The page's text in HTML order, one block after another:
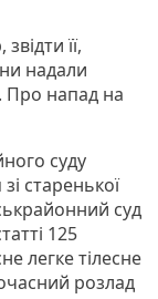
її,
надали
Про напад на
суду
старенької
суд
125
легке тілесне
розлад